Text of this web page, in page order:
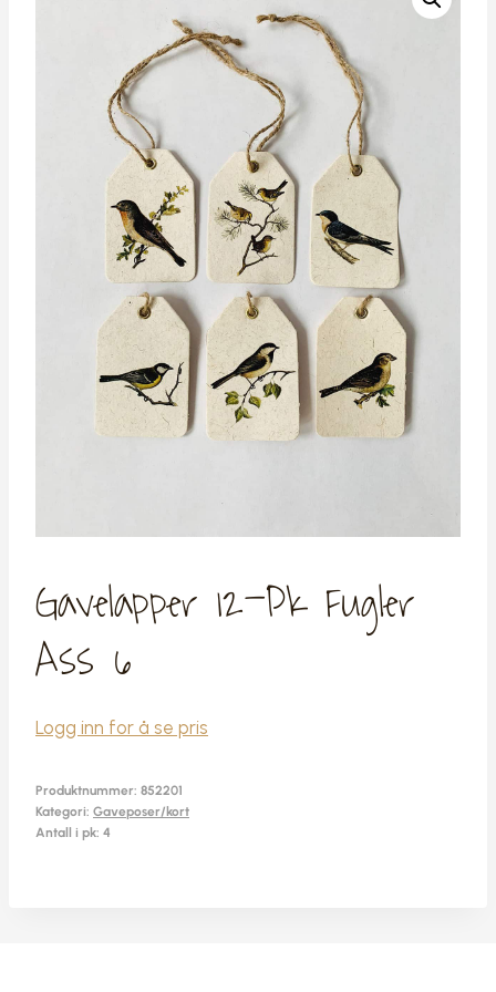
Gavelapper 12-Pk Fugler
Ass 6
Logg inn for å se pris
Produktnummer: 852201
Kategori: Gaveposer/kort
Antall i pk: 4